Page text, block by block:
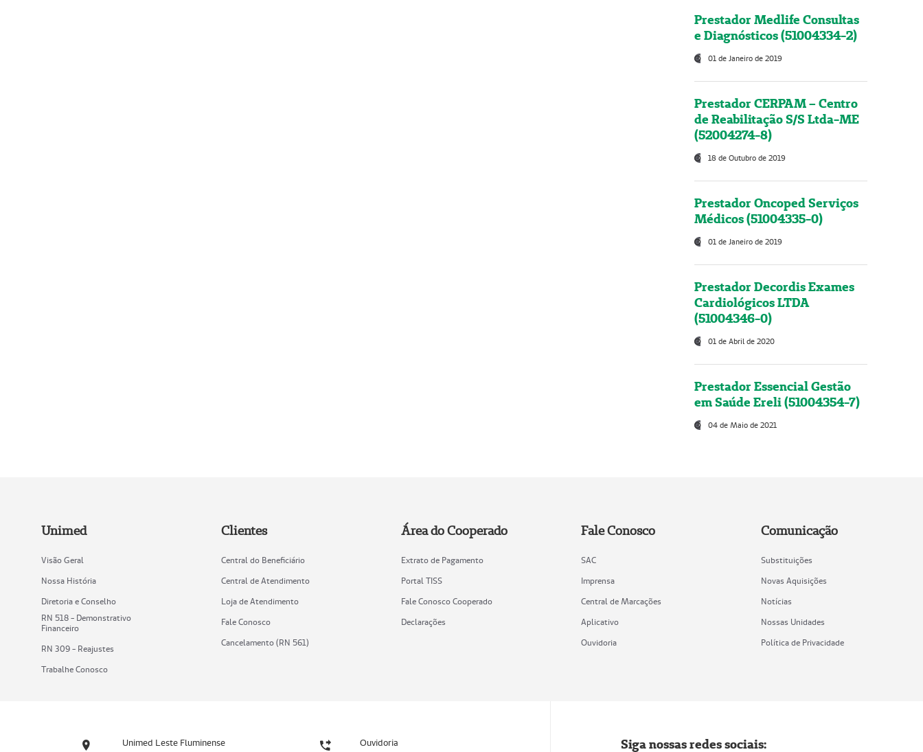
Prestador Medlife Consultas
e Diagnósticos (51004334-2)
01 de Janeiro de 2019
Prestador CERPAM – Centro
de Reabilitação S/S Ltda-ME
(52004274-8)
18 de Outubro de 2019
Prestador Oncoped Serviços
Médicos (51004335-0)
01 de Janeiro de 2019
Prestador Decordis Exames
Cardiológicos LTDA
(51004346-0)
01 de Abril de 2020
Prestador Essencial Gestão
em Saúde Ereli (51004354-7)
04 de Maio de 2021
Unimed
Visão Geral
Nossa História
Diretoria e Conselho
RN 518 - Demonstrativo
Financeiro
RN 309 - Reajustes
Trabalhe Conosco
Clientes
Central do Beneficiário
Central de Atendimento
Loja de Atendimento
Fale Conosco
Cancelamento (RN 561)
Área do Cooperado
Extrato de Pagamento
Portal TISS
Fale Conosco Cooperado
Declarações
Fale Conosco
SAC
Imprensa
Central de Marcações
Aplicativo
Ouvidoria
Comunicação
Substituições
Novas Aquisições
Notícias
Nossas Unidades
Política de Privacidade
Unimed Leste Fluminense Ouvidoria Siga nossas redes sociais: